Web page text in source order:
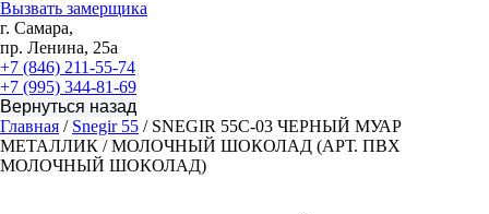
Вызвать замерщика
г. Самара,
пр. Ленина, 25а
+7 (846) 211-55-74
+7 (995) 344-81-69
Главная / Snegir 55 / SNEGIR 55C-03 ЧЕРНЫЙ МУАР
МЕТАЛЛИК / МОЛОЧНЫЙ ШОКОЛАД (АРТ. ПВХ
МОЛОЧНЫЙ ШОКОЛАД)